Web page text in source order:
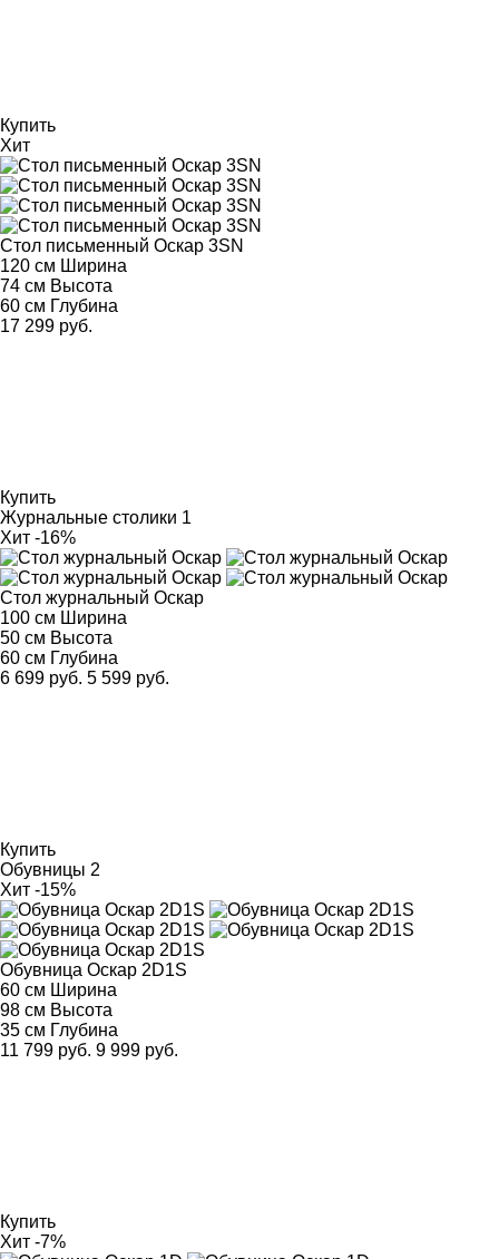
Купить
Хит
Стол письменный Оскар 3SN
120 см Ширина
74 см Высота
60 см Глубина
17 299 руб.
Купить
Журнальные столики 1
Хит -16%
Стол журнальный Оскар
100 см Ширина
50 см Высота
60 см Глубина
6 699 руб. 5 599 руб.
Купить
Обувницы 2
Хит -15%
Обувница Оскар 2D1S
60 см Ширина
98 см Высота
35 см Глубина
11 799 руб. 9 999 руб.
Купить
Хит -7%